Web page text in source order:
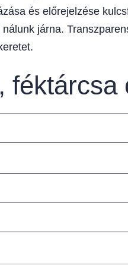
és előrejelzése
járna.